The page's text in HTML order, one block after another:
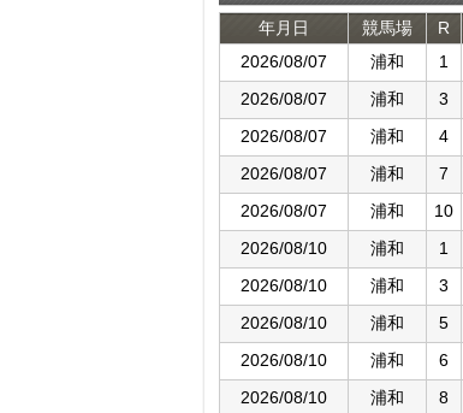
年月日 競馬場 R
2026/08/07
浦和 1
2026/08/07
浦和 3
2026/08/07
浦和 4
2026/08/07
浦和 7
2026/08/07
浦和 10
2026/08/10
浦和 1
2026/08/10
浦和 3
2026/08/10
浦和 5
2026/08/10
浦和 6
2026/08/10
浦和 8